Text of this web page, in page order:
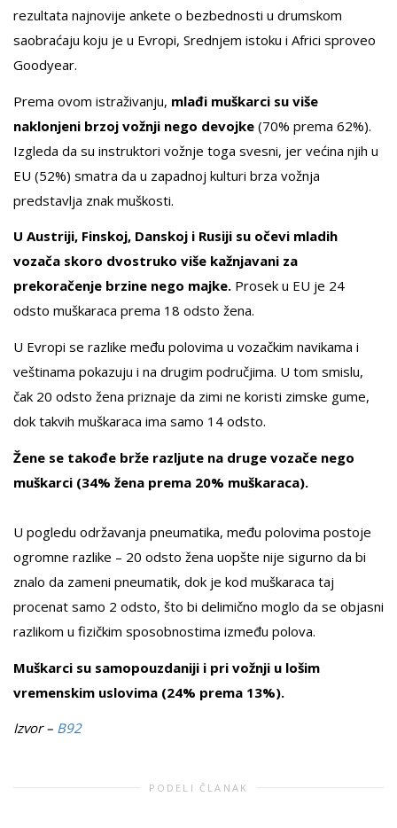
rezultata najnovije ankete o bezbednosti u drumskom
saobraćaju koju je u Evropi, Srednjem istoku i Africi sproveo
Goodyear.
Prema ovom istraživanju, mlađi muškarci su više
naklonjeni brzoj vožnji nego devojke (70% prema 62%).
Izgleda da su instruktori vožnje toga svesni, jer većina njih u
EU (52%) smatra da u zapadnoj kulturi brza vožnja
predstavlja znak muškosti.
U Austriji, Finskoj, Danskoj i Rusiji su očevi mladih
vozača skoro dvostruko više kažnjavani za
prekoračenje brzine nego majke. Prosek u EU je 24
odsto muškaraca prema 18 odsto žena.
U Evropi se razlike među polovima u vozačkim navikama i
veštinama pokazuju i na drugim područjima. U tom smislu,
čak 20 odsto žena priznaje da zimi ne koristi zimske gume,
dok takvih muškaraca ima samo 14 odsto.
Žene se takođe brže razljute na druge vozače nego
muškarci (34% žena prema 20% muškaraca).
U pogledu održavanja pneumatika, među polovima postoje
ogromne razlike – 20 odsto žena uopšte nije sigurno da bi
znalo da zameni pneumatik, dok je kod muškaraca taj
procenat samo 2 odsto, što bi delimično moglo da se objasni
razlikom u fizičkim sposobnostima između polova.
Muškarci su samopouzdaniji i pri vožnji u lošim
vremenskim uslovima (24% prema 13%).
Izvor – B92
PODELI ČLANAK